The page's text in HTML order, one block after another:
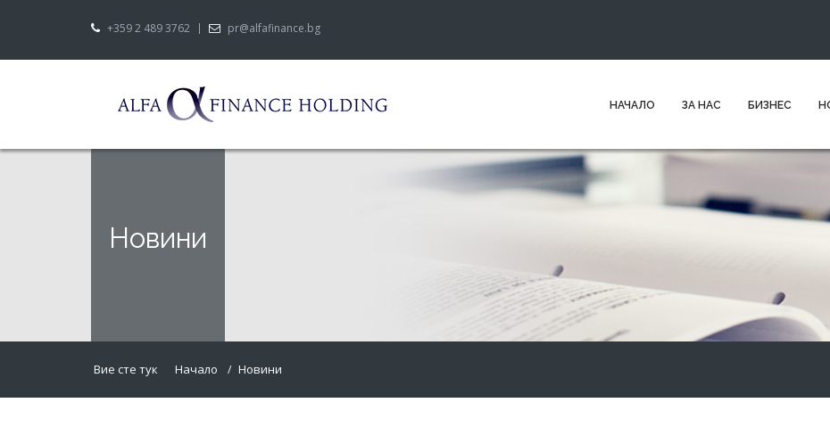
+359 2 489 3762 pr@alfafinance.bg
НАЧАЛО ЗА НАС БИЗНЕС
Новини
Вие сте тук Начало Новини